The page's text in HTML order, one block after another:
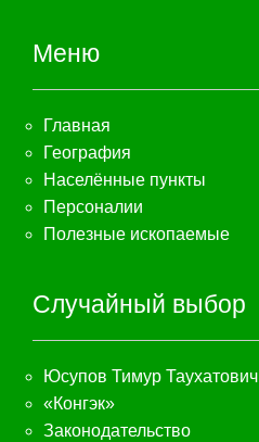
Меню
Главная
География
Населённые пункты
Персоналии
Полезные ископаемые
Случайный выбор
Юсупов Тимур Таухатович
«Конгэк»
Законодательство